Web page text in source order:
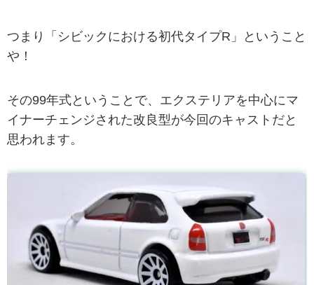
つまり「シビックにおける初代タイプR」ということ
や！
その99年式ということで、エクステリアを中心にマ
イナーチェンジされた改良型が今回のキャストだと
思われます。